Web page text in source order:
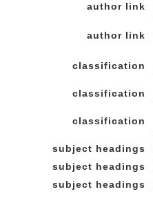
author link
author link
classification
classification
classification
subject headings
subject headings
subject headings